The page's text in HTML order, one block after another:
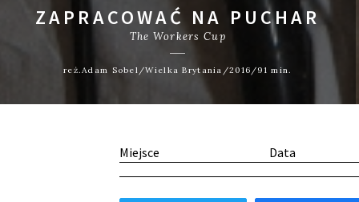
ZAPRACOWAĆ NA PUCHAR
The Workers Cup
reż.Adam Sobel/Wielka Brytania/2016/91 min.
Miejsce Data